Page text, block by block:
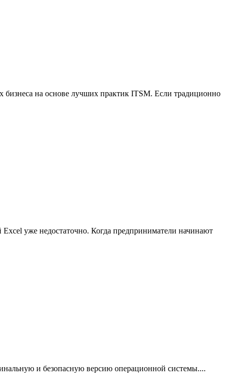
бизнеса на основе лучших практик ITSM. Если традиционно
уже недостаточно. Когда предприниматели начинают
и безопасную версию операционной системы....